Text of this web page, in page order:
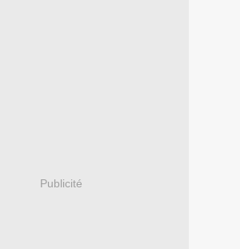
Publicité